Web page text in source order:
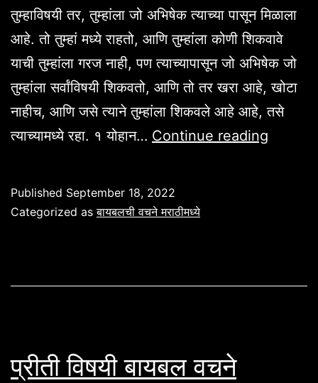
तुम्हाविषयी तर, तुम्हांला जो अभिषेक त्याच्या पासून मिळाला
आहे. तो तुम्हां मध्ये राहतो, आणि तुम्हांला कोणी शिकवावे
याची तुम्हांला गरज नाही, पण त्याच्यापासून जो अभिषेक जो
तुम्हांला सर्वांविषयी शिकवतो, आणि तो तर खरा आहे, खोटा
नाहीच, आणि जसे त्याने तुम्हांला शिकवले आहे आहे, तसे
त्याच्यामध्ये रहा. १ योहान… Continue reading
Published September 18, 2022
Categorized asबायबलची वचने मराठीमध्ये
प्रीती विषयी बायबल वचने